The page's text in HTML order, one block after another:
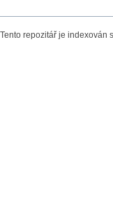
Tento repozitář je indexován